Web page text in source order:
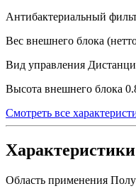
Антибактериальный
Вес внешнего блока
Вид управления
Высота внешнего блока
Смотреть все
Область применения